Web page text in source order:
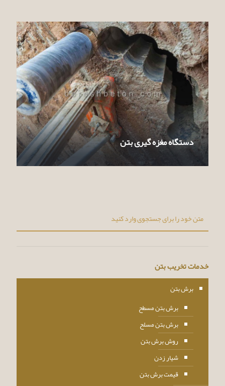
دستگاه مغزه گیری بتن
خدمات تخریب بتن
برش بتن
برش بتن مسطح
برش بتن مسلح
روش برش بتن
شیار زدن
قیمت برش بتن